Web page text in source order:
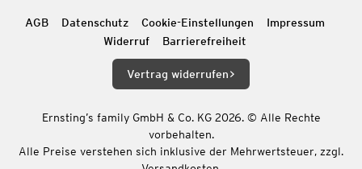
AGB Datenschutz Cookie-Einstellungen
Impressum
Widerruf
Barrierefreiheit
Vertrag widerrufen
Ernsting’s family GmbH & Co. KG 2026. © Alle Rechte
vorbehalten.
Alle Preise verstehen sich inklusive der Mehrwertsteuer, zzgl.